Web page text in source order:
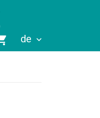
de